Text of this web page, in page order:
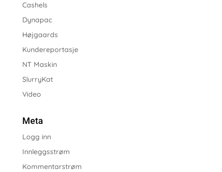
Cashels
Dynapac
Højgaards
Kundereportasje
NT Maskin
SlurryKat
Video
Meta
Logg inn
Innleggsstrøm
Kommentarstrøm